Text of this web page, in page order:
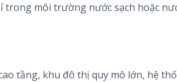
môi trường nước sạch hoặc
tầng, khu đô thị quy mô lớn, hệ